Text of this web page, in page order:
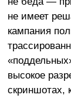
не имеет
кампания
высокое
скриншотах,